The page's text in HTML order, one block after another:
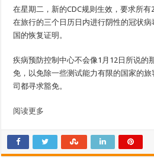
在星期二，新的CDC规则生效，要求所
在旅行的三个日历日内进行阴性的冠状
国的恢复证明。
疾病预防控制中心不会像1月12日所说的
免，以免除一些测试能力有限的国家的
司都寻求豁免。
阅读更多